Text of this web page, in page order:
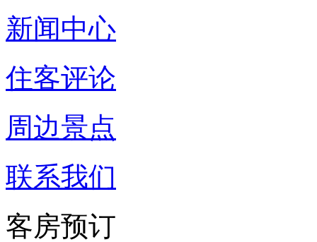
新闻中心
住客评论
周边景点
联系我们
客房预订